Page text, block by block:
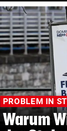
PROBLEM IN
Warum